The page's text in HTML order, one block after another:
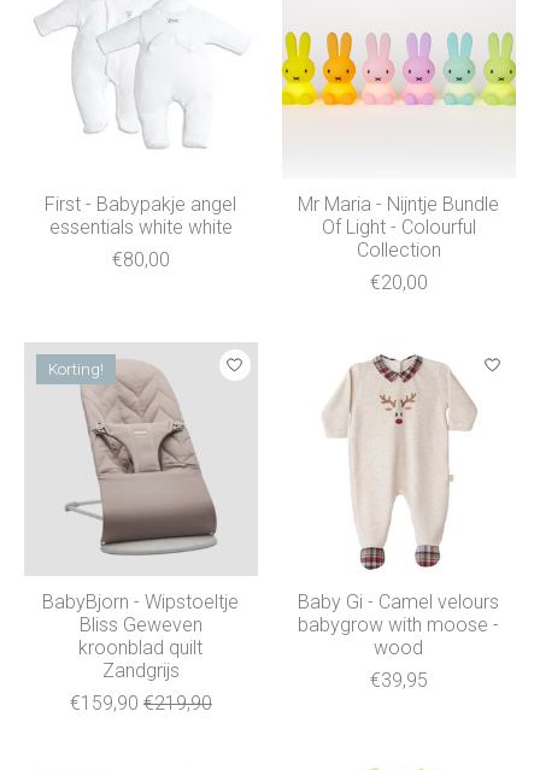
First - Babypakje angel
essentials white white
€80,00
Mr Maria - Nijntje Bundle
Of Light - Colourful
Collection
€20,00
Korting!
BabyBjorn - Wipstoeltje
Bliss Geweven
kroonblad quilt
Zandgrijs
€159,90 €219,90
Baby Gi - Camel velours
babygrow with moose -
wood
€39,95